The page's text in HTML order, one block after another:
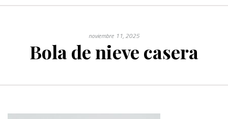
noviembre 11, 2025
Bola de nieve casera